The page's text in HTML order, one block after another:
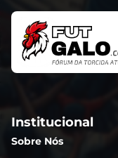
Institucional
Sobre Nós